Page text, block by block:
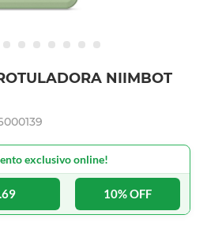
NIIMBOT
exclusivo online!
10% OFF